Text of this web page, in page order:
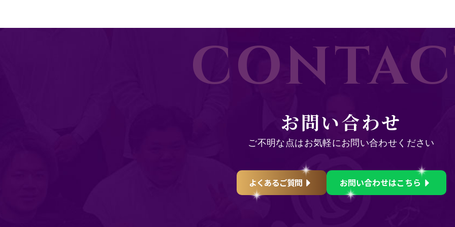
お問い合わせ
ご不明な点はお気軽にお問い合わせください
よくあるご質問 お問い合わせはこちら